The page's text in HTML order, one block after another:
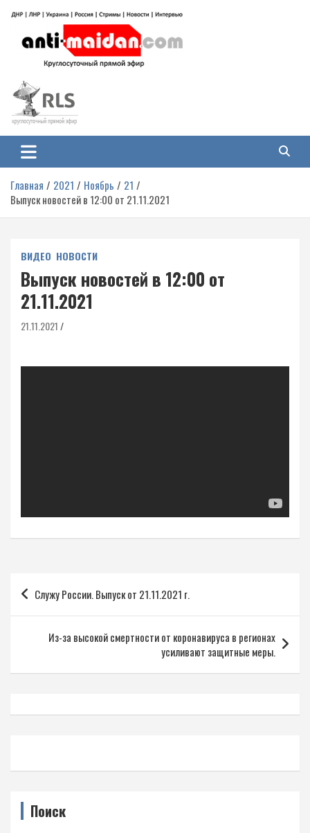
содержимому
Антимайдан: Гражданская война
на Украине
гражданской войне на Украине, включая события в Новороссии, ДНР,
ЛНР и других регионах.
Главная 2021 Ноябрь
21
Выпуск новостей в 12:00 от 21.11.2021
ВИДЕО НОВОСТИ
Выпуск новостей в 12:00 от
21.11.2021
21.11.2021
Навигация
по
записям
Служу России. Выпуск от 21.11.2021 г.
Из-за высокой смертности от коронавируса в регионах
усиливают защитные меры.
Поиск